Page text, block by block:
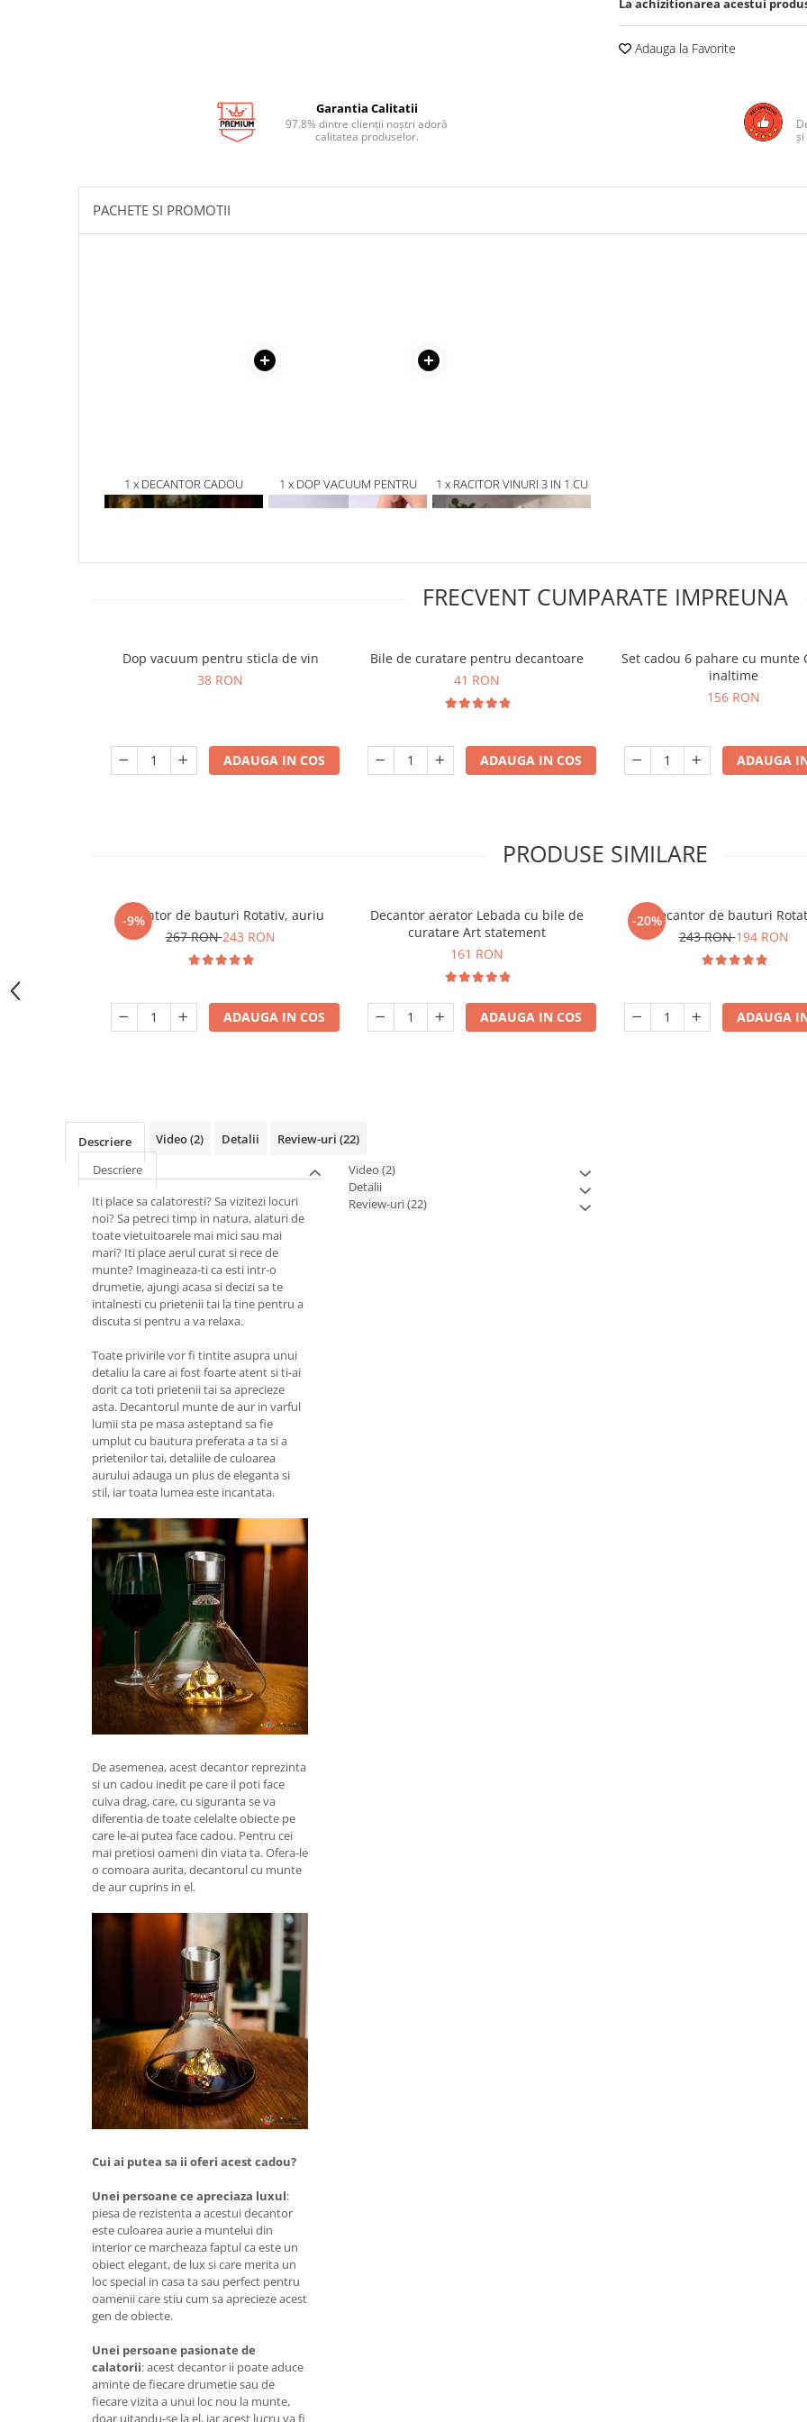
La achizitionarea acestui
Adauga la Favorite
Garantia Calitatii
97.8% dintre clienții noștri adoră
calitatea produselor.
și
PACHETE SI PROMOTII
1 x DECANTOR CADOU
MUNTE DE AUR IN VARFUL
1 x DOP VACUUM PENTRU
STICLA DE VIN
1 x RACITOR VINURI 3 IN 1 CU
PICURATOR SI AERATOR
FRECVENT CUMPARATE IMPREUNA
Dop vacuum pentru sticla de vin
38 RON
ADAUGA IN COS
Bile de curatare pentru decantoare
41 RON
ADAUGA IN COS
Set cadou 6 pahare cu munte
inaltime
156 RON
ADAUGA
PRODUSE SIMILARE
-9%
Decantor de bauturi Rotativ, auriu
267 RON243 RON
ADAUGA IN COS
Decantor aerator Lebada cu bile de
curatare Art statement
161 RON
ADAUGA IN COS
-20%Decantor de bauturi
243 RON194 RON
ADAUGA
Descriere Video(2) Detalii Review-uri (22)
Descriere
Iti place sa calatoresti? Sa vizitezi locuri
noi? Sa petreci timp in natura, alaturi de
toate vietuitoarele mai mici sau mai
mari? Iti place aerul curat si rece de
munte? Imagineaza-ti ca esti intr-o
drumetie, ajungi acasa si decizi sa te
intalnesti cu prietenii tai la tine pentru a
discuta si pentru a va relaxa.
Toate privirile vor fi tintite asupra unui
detaliu la care ai fost foarte atent si ti-ai
dorit ca toti prietenii tai sa aprecieze
asta. Decantorul munte de aur in varful
lumii sta pe masa asteptand sa fie
umplut cu bautura preferata a ta si a
prietenilor tai, detaliile de culoarea
aurului adauga un plus de eleganta si
stil, iar toata lumea este incantata.
De asemenea, acest decantor reprezinta
si un cadou inedit pe care il poti face
cuiva drag, care, cu siguranta se va
diferentia de toate celelalte obiecte pe
care le-ai putea face cadou. Pentru cei
mai pretiosi oameni din viata ta. Ofera-le
o comoara aurita, decantorul cu munte
de aur cuprins in el.
Cui ai putea sa ii oferi acest cadou?
Unei persoane ce apreciaza luxul:
piesa de rezistenta a acestui decantor
este culoarea aurie a muntelui din
interior ce marcheaza faptul ca este un
obiect elegant, de lux si care merita un
loc special in casa ta sau perfect pentru
oamenii care stiu cum sa aprecieze acest
gen de obiecte.
Unei persoane pasionate de
calatorii: acest decantor ii poate aduce
aminte de fiecare drumetie sau de
fiecare vizita a unui loc nou la munte,
doar uitandu-se la el, iar acest lucru va fi
Video (2)
Detalii
Review-uri(22)